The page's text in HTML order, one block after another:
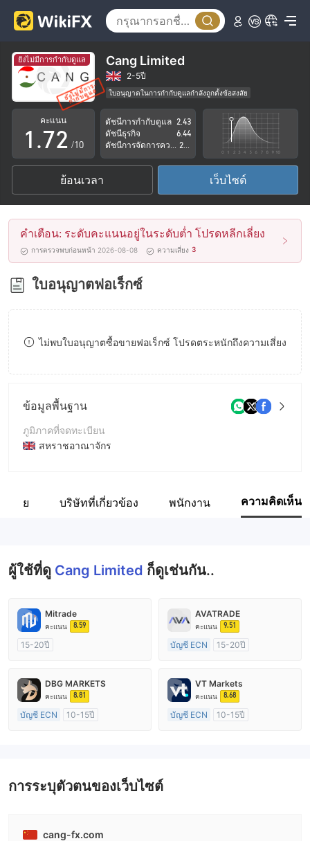
ยังไม่มีการกำกับดูแล Cang Limited
2-5ปี
ใบอนุญาตในการกำกับดูแลกำลังถูกตั้งข้อสงสัย
กลุ่มธุรกิจที่ต้องสงสัย
ระวังความเสี่ยงอันตรายที่อาจจะซ่อนอยู่
คะแนน
0
1
2
3
4
5
6
7
8
.
3
4
5
6
7
8
9
0
1
2
3
4
5
6
7
8
9
/10
ดัชนีการกำกับดูแล 2.43
ดัชนีธุรกิจ
6.44
ย้อนเวลา เว็บไซต์
คำเตือน: ระดับคะแนนอยู่ในระดับต่ำ โปรดหลีกเลี่ยง
การตรวจพบก่อนหน้า 2026-08-08 ความเสี่ยง 3
ใบอนุญาตฟอเร็กซ์
ไม่พบใบอนุญาตซื้อขายฟอเร็กซ์ โปรดตระหนักถึงความเสี่ยง
ข้อมูลพื้นฐาน
ภูมิภาคที่จดทะเบียน
สหราชอาณาจักร
ชื่อบริษัท
ข่าย บริษัทที่เกี่ยวข้อง พนักงาน ความคิดเห็น
ผู้ใช้ที่ดู Cang Limited ก็ดูเช่นกัน..
Mitrade
คะแนน 8.59
15-20ปี
การวิจัยตนเอง
AVATRADE
คะแนน 9.51
บัญชี ECN
15-20ปี
ใบอนุญาต MT4 แบบเต็ม
DBG MARKETS
คะแนน 8.81
บัญชี ECN
10-15ปี
VT Markets
คะแนน 8.68
บัญชี ECN
10-15ปี
การระบุตัวตนของเว็บไซต์
cang-fx.com